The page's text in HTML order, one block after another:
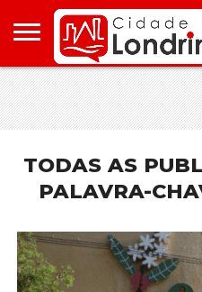
HOME
CONHEÇA
LONDRINA
PONTOS
TURÍSTICOS
ONDE
FICAR EM
LONDRINA
ONDE
COMER
EM
LONDRINA
TODAS AS
PALAVRA-